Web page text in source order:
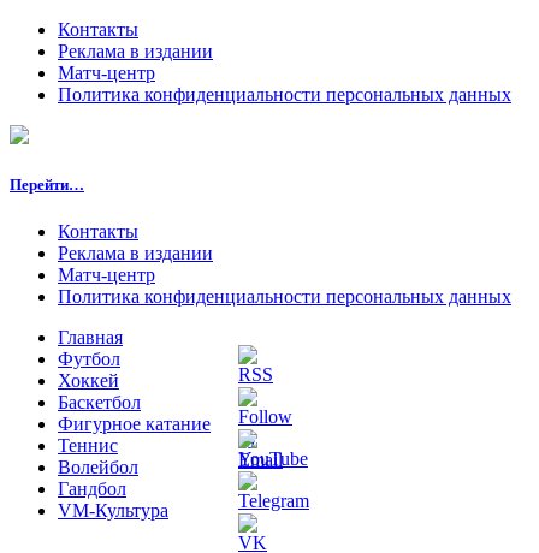
Контакты
Реклама в издании
Матч-центр
Политика конфиденциальности персональных данных
Перейти…
Контакты
Реклама в издании
Матч-центр
Политика конфиденциальности персональных данных
Главная
Футбол
Хоккей
Баскетбол
Фигурное катание
Теннис
Волейбол
Гандбол
VM-Культура